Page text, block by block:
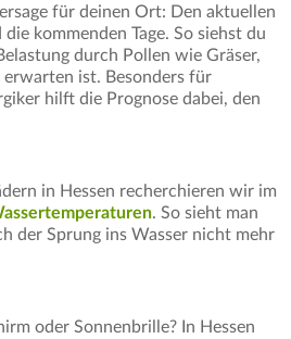
für deinen Ort: Den aktuellen
kommenden Tage. So siehst du
durch Pollen wie Gräser,
erwarten ist. Besonders für
hilft die Prognose dabei, den
in Hessen recherchieren wir im
. So sieht man
der Sprung ins Wasser nicht mehr
oder Sonnenbrille? In Hessen